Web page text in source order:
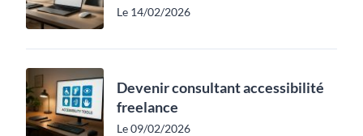
Le 14/02/2026
Devenir consultant accessibilité
freelance
Le 09/02/2026